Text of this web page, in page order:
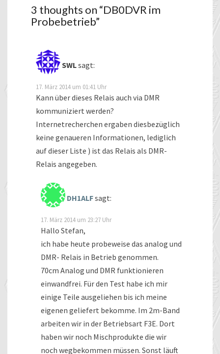
3 thoughts on “DB0DVR im
Probebetrieb”
SWLsagt:
17. März 2014 um 01:41 Uhr
Kann über dieses Relais auch via DMR
kommuniziert werden?
Internetrecherchen ergaben diesbezüglich
keine genaueren Informationen, lediglich
auf dieser Liste ) ist das Relais als DMR-
Relais angegeben.
DH1ALFsagt:
17. März 2014 um 23:27 Uhr
Hallo Stefan,
ich habe heute probeweise das analog und
DMR- Relais in Betrieb genommen.
70cm Analog und DMR funktionieren
einwandfrei. Für den Test habe ich mir
einige Teile ausgeliehen bis ich meine
eigenen geliefert bekomme. Im 2m-Band
arbeiten wir in der Betriebsart F3E. Dort
haben wir noch Mischprodukte die wir
noch wegbekommen müssen. Sonst läuft